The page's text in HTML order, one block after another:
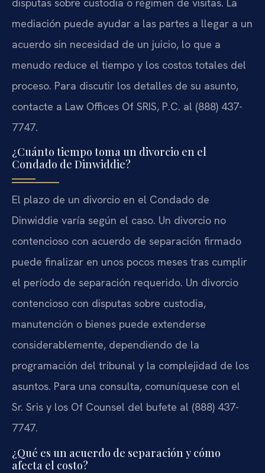
mediación puede ayudar a las partes a llegar a un
acuerdo sin necesidad de un juicio, lo que a
menudo reduce el tiempo y los costos totales del
proceso. Para discutir los detalles de su asunto,
contacte a Law Offices Of SRIS, P.C. al (888) 437-
7747.
¿Cuánto tiempo toma un divorcio en el
Condado de Dinwiddie?
El plazo de un divorcio en el Condado de
Dinwiddie varía según el caso. Un divorcio no
contencioso con acuerdo de separación firmado
puede finalizar en unos pocos meses tras cumplir
el período de separación requerido. Un divorcio
contencioso con disputas sobre custodia,
manutención o bienes puede extenderse
considerablemente, dependiendo de la
programación del tribunal y la complejidad de los
asuntos. Para una consulta, comuníquese con el
Sr. Sris y los Of Counsel del bufete al (888) 437-
7747.
¿Qué es un acuerdo de separación y cómo
afecta el costo?